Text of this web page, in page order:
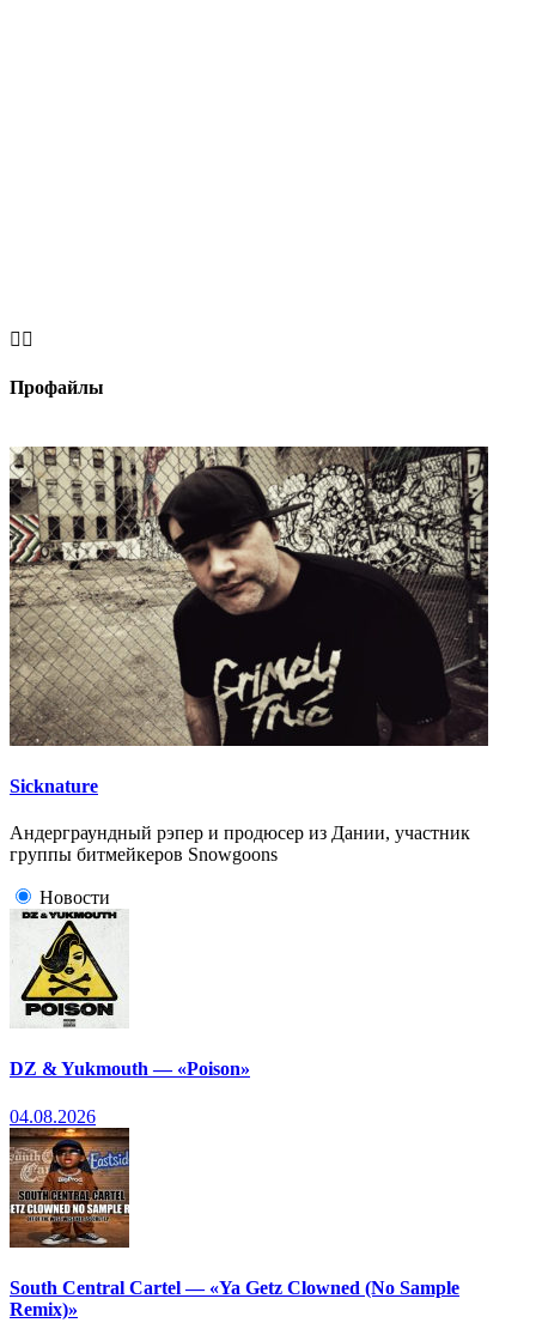
 
Профайлы
Sicknature
Андерграундный рэпер и продюсер из Дании, участник
группы битмейкеров Snowgoons
Новости
DZ & Yukmouth — «Poison»
04.08.2026
South Central Cartel — «Ya Getz Clowned (No Sample
Remix)»